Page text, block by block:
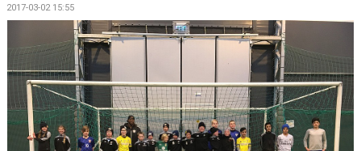
BARN & UNGDOMSVERKSAMHET
STÖTTA VIF
KONTAKT / BOKNING
2017-03-02 15:55